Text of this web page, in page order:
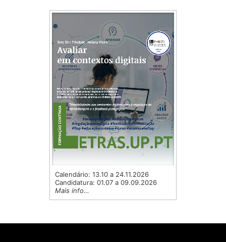
Calendário: 13.10 a 24.11.2026
Candidatura: 01.07 a 09.09.2026
Mais info…